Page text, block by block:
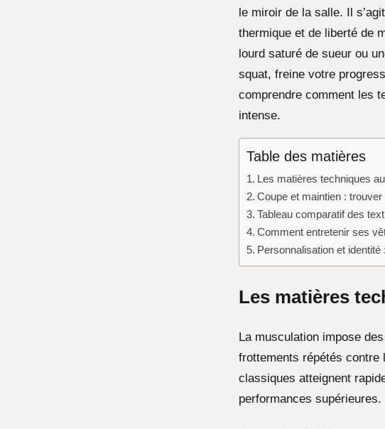
le miroir de la salle. Il
thermique et de liberté de
lourd saturé de sueur ou
squat, freine votre
comprendre comment les
intense.
Table des matières
Les matières techniques
Coupe et maintien : trouver
Tableau comparatif des
Comment entretenir ses
Personnalisation et
Les matières
La musculation impose
frottements répétés contre
classiques atteignent
performances supérieures.